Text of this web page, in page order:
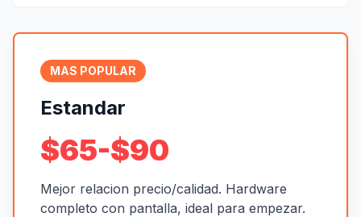
MAS POPULAR
Estandar
$65-$90
Mejor relacion precio/calidad. Hardware
completo con pantalla, ideal para empezar.